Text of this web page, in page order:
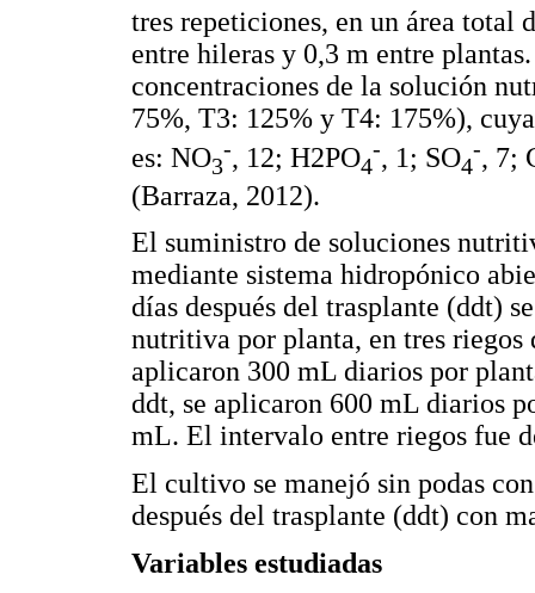
tres repeticiones, en un área total
entre hileras y 0,3 m entre
concentraciones de la solución
75%, T3: 125% y T4: 175%),
es: NO3
-, 12; H2PO4
-, 1; SO4
-, 7;
(Barraza, 2012).
El suministro de soluciones
mediante sistema hidropónico
días después del trasplante (ddt)
nutritiva por planta, en tres riegos
aplicaron 300 mL diarios por
ddt, se aplicaron 600 mL diarios
mL. El intervalo entre riegos fue
El cultivo se manejó sin podas
después del trasplante (ddt) con
Variables estudiadas